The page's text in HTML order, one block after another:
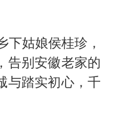
下姑娘侯桂珍，
告别安徽老家的
与踏实初心，千